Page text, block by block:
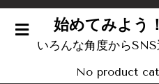
Skip
content
始めてみよう
いろんな角度から
No product